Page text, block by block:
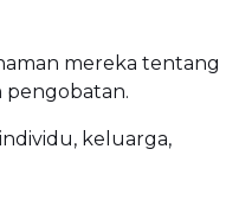
mereka tentang
pengobatan.
keluarga,